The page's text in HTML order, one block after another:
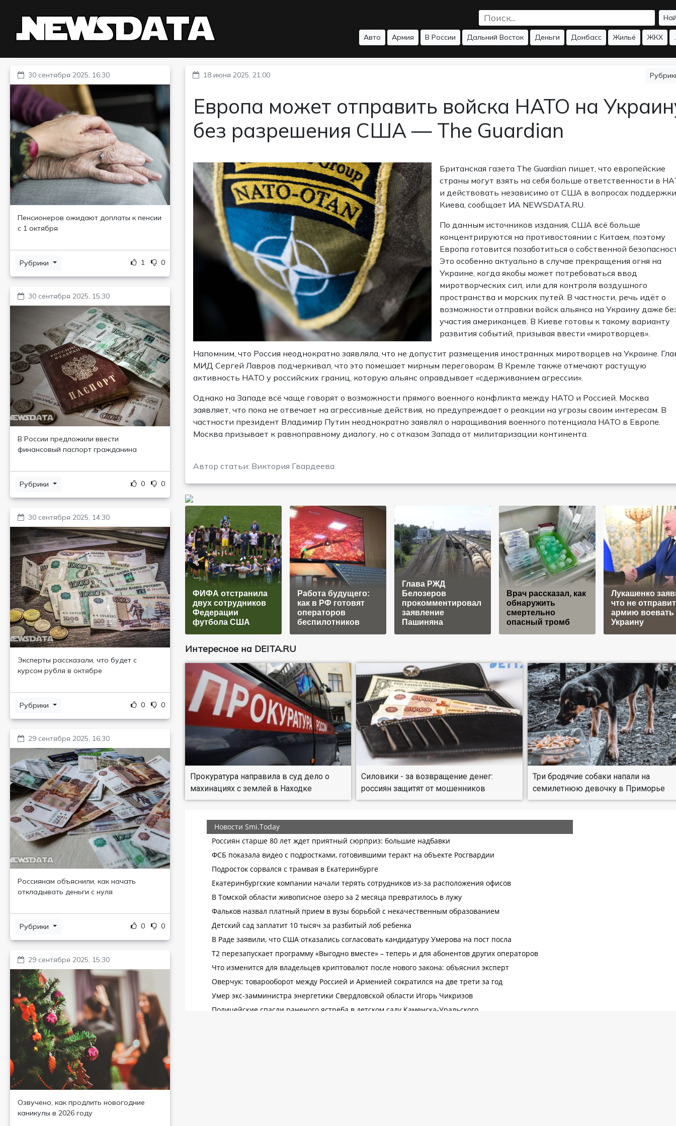
Авто Армия В России Дальний Восток Деньги Донбасс Жильё ЖКХ
30 сентября 2025, 16:30
Пенсионеров ожидают доплаты к пенсии
с 1 октября
Рубрики 1 0
30 сентября 2025, 15:30
В России предложили ввести
финансовый паспорт гражданина
Рубрики 0 0
30 сентября 2025, 14:30
Эксперты рассказали, что будет с
курсом рубля в октябре
Рубрики 0 0
29 сентября 2025, 16:30
Россиянам объяснили, как начать
откладывать деньги с нуля
Рубрики 0 0
29 сентября 2025, 15:30
Озвучено, как продлить новогодние
каникулы в 2026 году
18 июня 2025, 21:00
Европа может отправить войска НАТО на
без разрешения США — The Guardian
Британская газета The Guardian пишет, что европейские
страны могут взять на себя больше ответственности в
и действовать независимо от США в вопросах поддержки
Киева, сообщает ИА NEWSDATA.RU.
По данным источников издания, США всё больше
концентрируются на противостоянии с Китаем, поэтому
Европа готовится позаботиться о собственной
Это особенно актуально в случае прекращения огня на
Украине, когда якобы может потребоваться ввод
миротворческих сил, или для контроля воздушного
пространства и морских путей. В частности, речь идёт о
возможности отправки войск альянса на Украину даже
участия американцев. В Киеве готовы к такому варианту
развития событий, призывая ввести «миротворцев».
Напомним, что Россия неоднократно заявляла, что не допустит размещения иностранных миротворцев на Украине.
МИД Сергей Лавров подчеркивал, что это помешает мирным переговорам. В Кремле также отмечают растущую
активность НАТО у российских границ, которую альянс оправдывает «сдерживанием агрессии».
Однако на Западе всё чаще говорят о возможности прямого военного конфликта между НАТО и Россией. Москва
заявляет, что пока не отвечает на агрессивные действия, но предупреждает о реакции на угрозы своим интересам. В
частности президент Владимир Путин неоднократно заявлял о наращивания военного потенциала НАТО в Европе.
Москва призывает к равноправному диалогу, но с отказом Запада от милитаризации континента.
Автор статьи: Виктория Гвардеева
ФИФА отстранила
двух сотрудников
Федерации
футбола США
Работа будущего:
как в РФ готовят
операторов
беспилотников
Глава РЖД
Белозеров
прокомментировал
заявление
Пашиняна
Врач рассказал, как
обнаружить
смертельно
опасный тромб
Лукашенко
что не отправит
армию воевать
Украину
Интересное на DEITA.RU
Прокуратура направила в суд дело о
махинациях с землей в Находке
Силовики - за возвращение денег:
россиян защитят от мошенников
Три бродячие собаки напали на
семилетнюю девочку в Приморье